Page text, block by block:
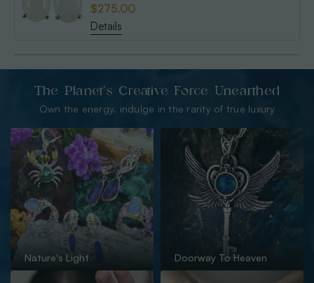
$275.00
Details
The Planet’s Creative Force Unearthed
Own the energy. indulge in the rarity of true luxury
Nature's Light Doorway To Heaven